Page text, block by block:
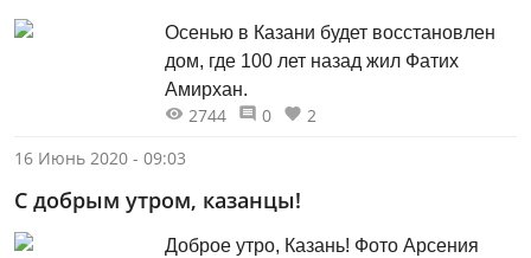
Осенью в Казани будет восстановлен
дом, где 100 лет назад жил Фатих
Амирхан.
2744 0
2
16 Июнь 2020 - 09:03
С добрым утром, казанцы!
Доброе утро, Казань! Фото Арсения